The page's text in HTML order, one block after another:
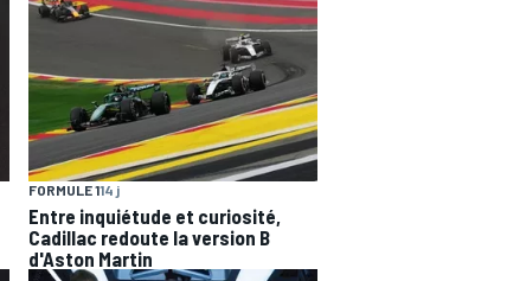
FORMULE 114 j
Entre inquiétude et curiosité,
Cadillac redoute la version B
d'Aston Martin